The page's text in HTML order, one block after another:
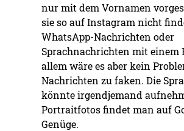
nur mit dem Vornamen
sie so auf Instagram nicht
WhatsApp-Nachrichten oder
Sprachnachrichten mit einem
allem wäre es aber kein
Nachrichten zu faken. Die
könnte irgendjemand
Portraitfotos findet man auf
Genüge.